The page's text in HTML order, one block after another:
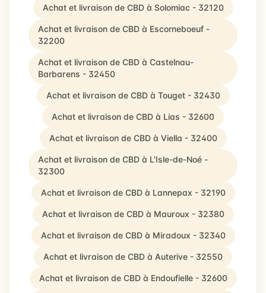
Achat et livraison de CBD à Solomiac - 32120
Achat et livraison de CBD à Escorneboeuf -
32200
Achat et livraison de CBD à Castelnau-
Barbarens - 32450
Achat et livraison de CBD à Touget - 32430
Achat et livraison de CBD à Lias - 32600
Achat et livraison de CBD à Viella - 32400
Achat et livraison de CBD à L'Isle-de-Noé -
32300
Achat et livraison de CBD à Lannepax - 32190
Achat et livraison de CBD à Mauroux - 32380
Achat et livraison de CBD à Miradoux - 32340
Achat et livraison de CBD à Auterive - 32550
Achat et livraison de CBD à Endoufielle - 32600